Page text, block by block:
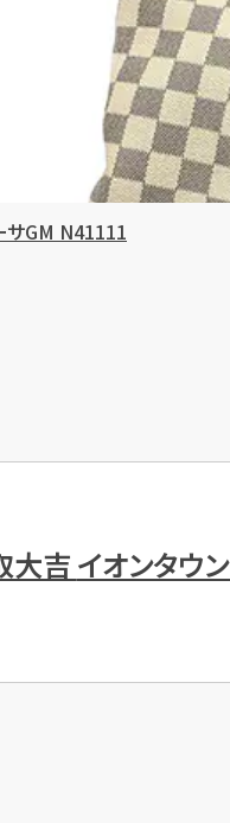
サGM N41111
大吉 イオンタウ